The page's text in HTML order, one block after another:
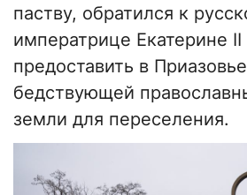
паству, обратился к
императрице Екатерине
предоставить в
бедствующей
земли для переселения.